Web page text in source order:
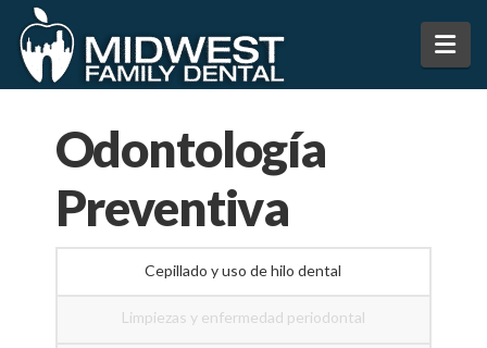
Odontología
Preventiva
Cepillado y uso de hilo dental
Limpiezas y enfermedad periodontal